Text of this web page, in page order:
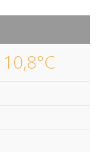
10,8°C